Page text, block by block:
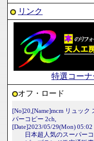
リンク
特選コーナ
オフ・ロード